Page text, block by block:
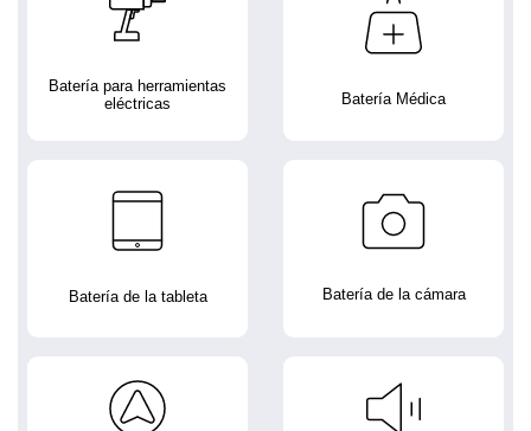
Batería para herramientas
eléctricas
Batería Médica
Batería de la tableta Batería de la cámara